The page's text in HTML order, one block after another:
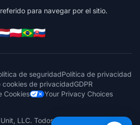
para navegar por el sitio.
de seguridadPolítica de privacidad
cookies de privacidadGDPR
Cookies
Your Privacy Choices
LLC. Todos los derechos